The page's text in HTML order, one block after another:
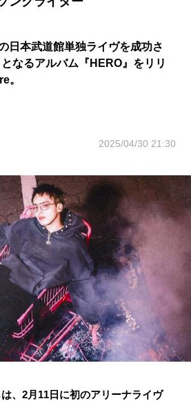
日本武道館単独ライヴを成功さ
なるアルバム『HERO』をリリ
。
2025/04/30 21:30
、2月11日に初のアリーナライヴ